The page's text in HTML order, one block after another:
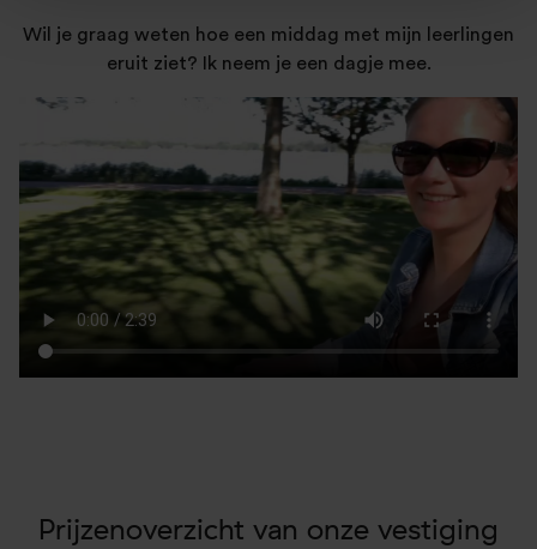
Wil je graag weten hoe een middag met mijn leerlingen
eruit ziet? Ik neem je een dagje mee.
Prijzenoverzicht van onze vestiging